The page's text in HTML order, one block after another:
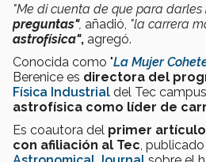
"Me di cuenta de que para darles
preguntas", añadió, "la carrera
astrofísica", agregó.
Conocida como "La Mujer
Berenice es directora del
Física Industrial del Tec
astrofísica como líder de
Es coautora del primer
con afiliación al Tec ,